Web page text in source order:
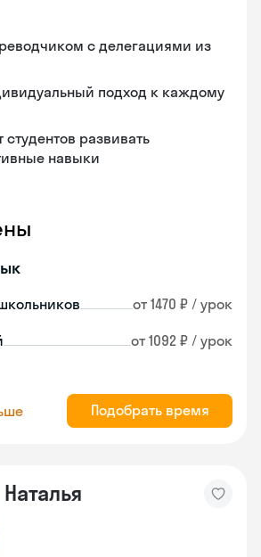
с делегациями из
подход к каждому
студентов развивать
навыки
от 1470 ₽ / урок
от 1092 ₽ / урок
Подобрать время
Наталья